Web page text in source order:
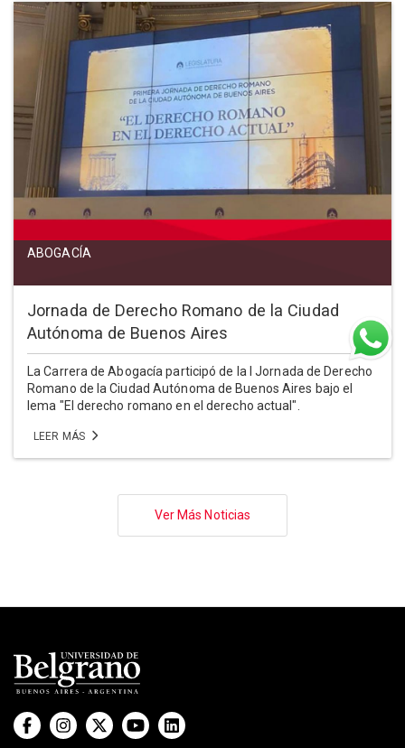
ABOGACÍA
Jornada de Derecho Romano de la Ciudad
Autónoma de Buenos Aires
La Carrera de Abogacía participó de la I Jornada de Derecho
Romano de la Ciudad Autónoma de Buenos Aires bajo el
lema "El derecho romano en el derecho actual".
LEER MÁS
Ver Más Noticias